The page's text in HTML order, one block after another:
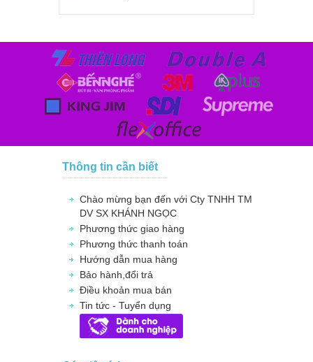
Thông tin cần biết
Chào mừng bạn đến với Cty TNHH TM
DV SX KHÁNH NGỌC
Phương thức giao hàng
Phương thức thanh toán
Hướng dẫn mua hàng
Bảo hành,đổi trả
Điều khoản mua bán
Tin tức - Tuyển dụng